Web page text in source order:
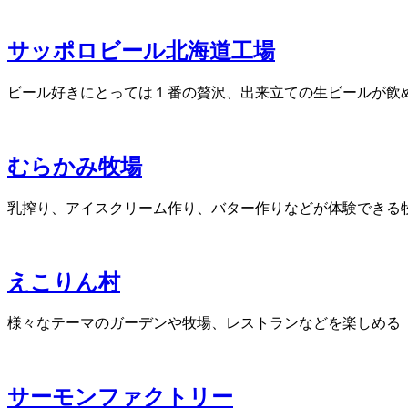
サッポロビール北海道工場
ビール好きにとっては１番の贅沢、出来立ての生ビールが飲
むらかみ牧場
乳搾り、アイスクリーム作り、バター作りなどが体験できる
えこりん村
様々なテーマのガーデンや牧場、レストランなどを楽しめる
サーモンファクトリー